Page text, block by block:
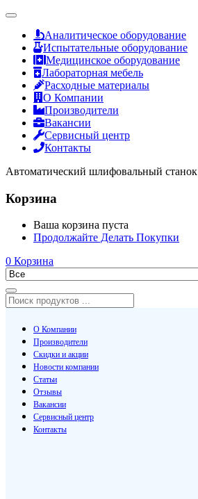
Аналитическое оборудование
Испытательные оборудование
Медицинское оборудование
Лабораторная мебель
Расходные материалы
О Компании
Производители
Вакансии
Сервисный центр
Контакты
Автоматический шлифовальный станок
Корзина
Ваша корзина пуста
Продолжайте Делать Покупки
0 Корзина
О Компании
Производители
Скидки и акции
Новости компании
Статьи
Отзывы
Вакансии
Сервисный центр
Контакты